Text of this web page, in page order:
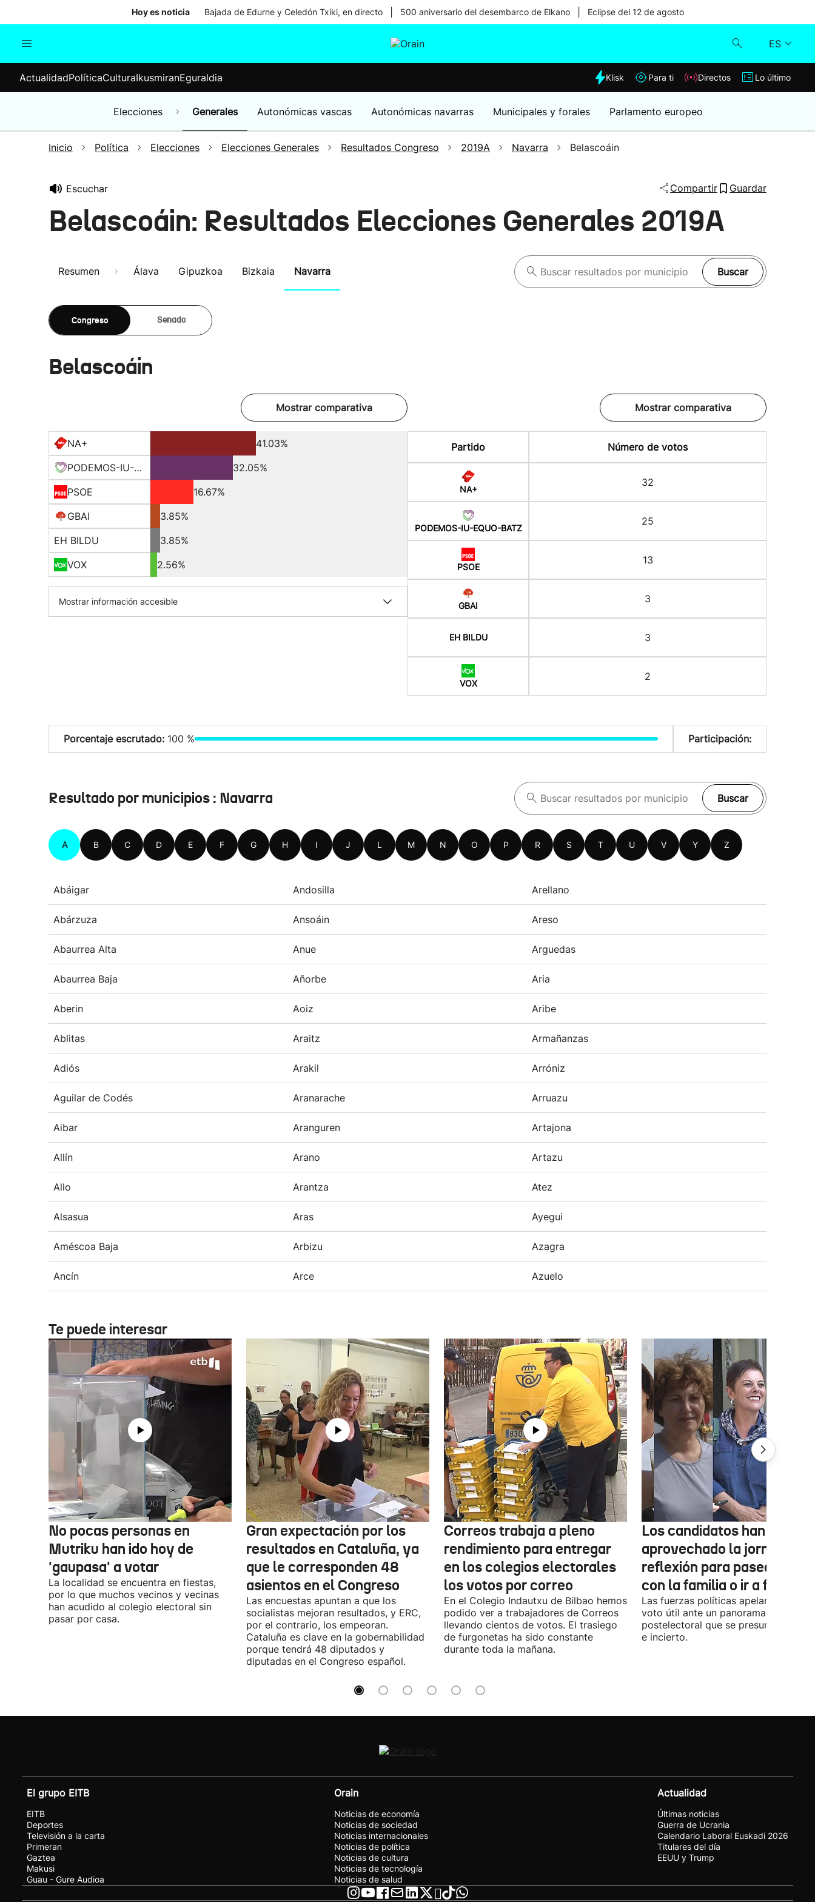
Hoy es noticia Bajada de Edurne y Celedón Txiki, en directo 500 aniversario del desembarco de Elkano Eclipse del 12 de agosto
ES
Elecciones
Klisk
Lo último
ActualidadPolíticaCulturaIkusmiranEguraldia Klisk Para ti Directos Lo último
Elecciones Generales Autonómicas vascas Autonómicas navarras Municipales y forales Parlamento europeo
Inicio Política Elecciones Elecciones Generales Resultados Congreso 2019A Navarra Belascoáin
Escuchar Compartir Guardar
Belascoáin: Resultados Elecciones Generales 2019A
Resumen Álava Gipuzkoa Bizkaia Navarra Buscar
Congreso Senado
Belascoáin
Mostrar comparativa
NA+
41.03%
PODEMOS-IU-EQUO-BATZ
32.05%
PSOE
16.67%
GBAI
3.85%
EH BILDU
3.85%
VOX
2.56%
Mostrar información accesible
Mostrar comparativa
Partido Número de votos
NA+
32
PODEMOS-IU-EQUO-BATZ
25
PSOE
13
GBAI
3
EH BILDU 3
VOX
2
Porcentaje escrutado: 100 % Participación:
Resultado por municipios : Navarra Buscar
A B C D E F G H I J L M N O P R S T U V Y Z
Abáigar Andosilla Arellano
Abárzuza Ansoáin Areso
Abaurrea Alta Anue Arguedas
Abaurrea Baja Añorbe Aria
Aberin Aoiz Aribe
Ablitas Araitz Armañanzas
Adiós Arakil Arróniz
Aguilar de Codés Aranarache Arruazu
Aibar Aranguren Artajona
Allín Arano Artazu
Allo Arantza Atez
Alsasua Aras Ayegui
Améscoa Baja Arbizu Azagra
Ancín Arce Azuelo
Te puede interesar
No pocas personas en
Mutriku han ido hoy de
'gaupasa' a votar
La localidad se encuentra en fiestas,
por lo que muchos vecinos y vecinas
han acudido al colegio electoral sin
pasar por casa.
Gran expectación por los
resultados en Cataluña, ya
que le corresponden 48
asientos en el Congreso
Las encuestas apuntan a que los
socialistas mejoran resultados, y ERC,
por el contrario, los empeoran.
Cataluña es clave en la gobernabilidad
porque tendrá 48 diputados y
diputadas en el Congreso español.
Correos trabaja a pleno
rendimiento para entregar
en los colegios electorales
los votos por correo
En el Colegio Indautxu de Bilbao hemos
podido ver a trabajadores de Correos
llevando cientos de votos. El trasiego
de furgonetas ha sido constante
durante toda la mañana.
Los candidatos han
aprovechado la jornada de
reflexión para pasear,
con la familia o ir a fiestas
Las fuerzas políticas apelaron ayer al
voto útil ante un panorama
postelectoral que se presume
e incierto.
El grupo EITB
EITB
Deportes
Televisión a la carta
Primeran
Gaztea
Makusi
Guau - Gure Audioa
Orain
Noticias de economía
Noticias de sociedad
Noticias internacionales
Noticias de política
Noticias de cultura
Noticias de tecnología
Noticias de salud
Actualidad
Últimas noticias
Guerra de Ucrania
Calendario Laboral Euskadi 2026
Titulares del día
EEUU y Trump